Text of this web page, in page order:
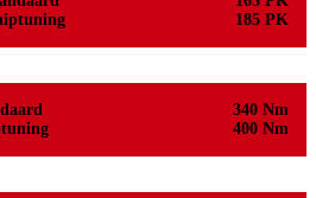
185 PK
340 Nm
400 Nm